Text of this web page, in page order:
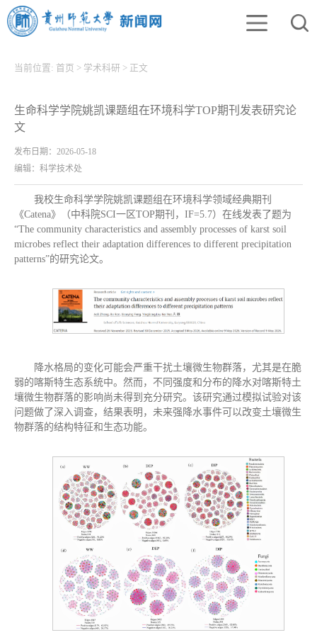
当前位置: 首页 > 学术科研 > 正文
生命科学学院姚凯课题组在环境科学TOP期刊发表研究论
文
发布日期：2026-05-18
编辑：科学技术处
我校生命科学学院姚凯课题组在环境科学领域经典期刊
《Catena》（中科院SCI一区TOP期刊，IF=5.7）在线发表了题为
“The community characteristics and assembly processes of karst soil
microbes reflect their adaptation differences to different precipitation
patterns”的研究论文。
降水格局的变化可能会严重干扰土壤微生物群落，尤其是在脆
弱的喀斯特生态系统中。然而，不同强度和分布的降水对喀斯特土
壤微生物群落的影响尚未得到充分研究。该研究通过模拟试验对该
问题做了深入调查，结果表明，未来强降水事件可以改变土壤微生
物群落的结构特征和生态功能。